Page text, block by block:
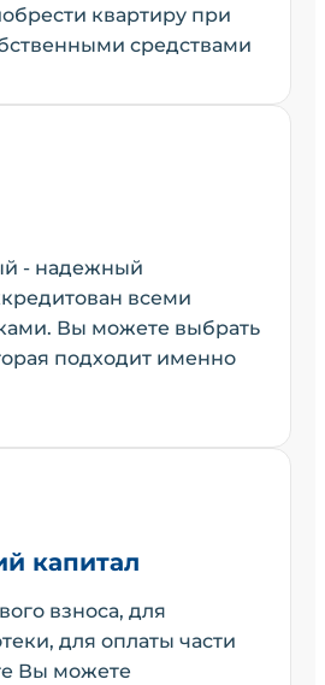
квартиру при
средствами
- надежный
всеми
Вы можете выбрать
подходит именно
капитал
взноса, для
для оплаты части
Вы можете